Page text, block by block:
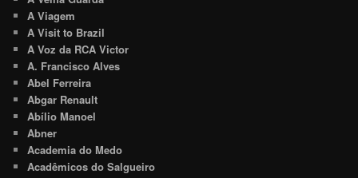
A Viagem
A Visit to Brazil
A Voz da RCA Victor
A. Francisco Alves
Abel Ferreira
Abgar Renault
Abílio Manoel
Abner
Academia do Medo
Acadêmicos do Salgueiro